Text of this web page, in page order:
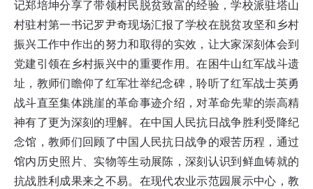
记郑培坤分享了带领村民脱贫致富的经验，学校派驻塔山
村驻村第一书记罗尹奇现场汇报了学校在脱贫攻坚和乡村
振兴工作中作出的努力和取得的实效，让大家深刻体会到
党建引领在乡村振兴中的重要作用。在困牛山红军战斗遗
址，教师们瞻仰了红军壮举纪念碑，聆听了红军战士英勇
战斗直至集体跳崖的革命事迹介绍，对革命先辈的崇高精
神有了更为深刻的理解。在中国人民抗日战争胜利受降纪
念馆，教师们回顾了中国人民抗日战争的艰苦历程，通过
馆内历史照片、实物等生动展陈，深刻认识到鲜血铸就的
抗战胜利成果来之不易。在现代农业示范园展示中心，教